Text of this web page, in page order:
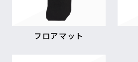
フロアマット